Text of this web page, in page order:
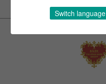
Switch language